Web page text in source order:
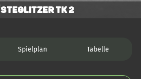
Steglitzer TK 2
Spielplan Tabelle